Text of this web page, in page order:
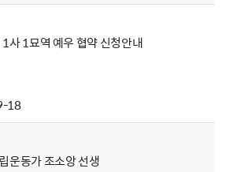
사 1묘역 예우 협약 신청안내
18
9월의 독립운동가 조소앙 선생